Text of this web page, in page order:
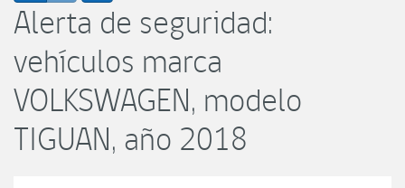
Alerta de seguridad:
vehículos marca
VOLKSWAGEN, modelo
TIGUAN, año 2018